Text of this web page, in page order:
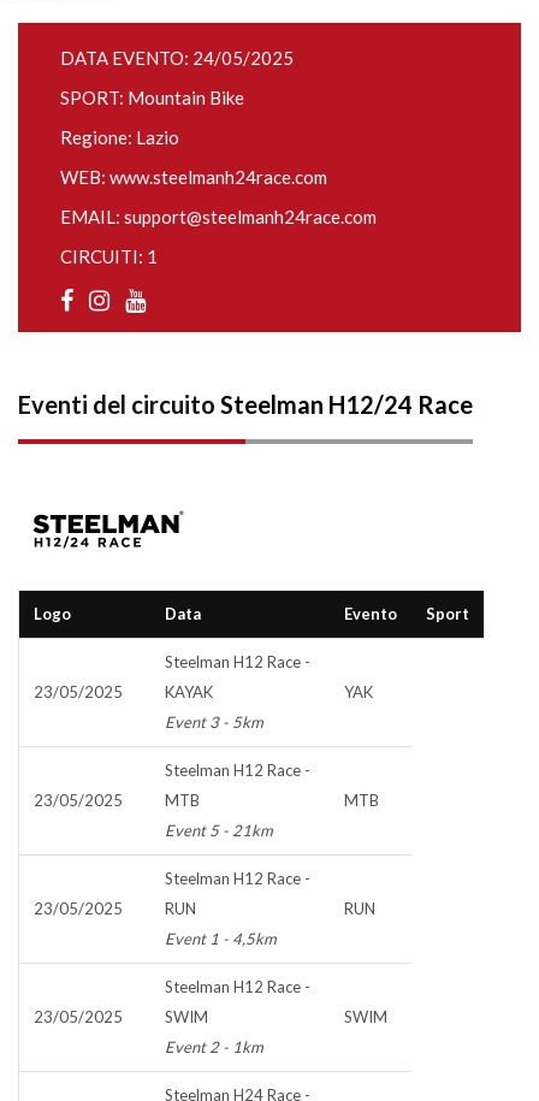
DATA EVENTO: 24/05/2025
SPORT: Mountain Bike
Regione: Lazio
WEB: www.steelmanh24race.com
EMAIL: support@steelmanh24race.com
CIRCUITI: 1
Eventi del circuito Steelman H12/24 Race
Logo Data Evento Sport
23/05/2025
Steelman H12 Race -
KAYAK
Event 3 - 5km
YAK
23/05/2025
Steelman H12 Race -
MTB
Event 5 - 21km
MTB
23/05/2025
Steelman H12 Race -
RUN
Event 1 - 4,5km
RUN
23/05/2025
Steelman H12 Race -
SWIM
Event 2 - 1km
SWIM
Steelman H24 Race -